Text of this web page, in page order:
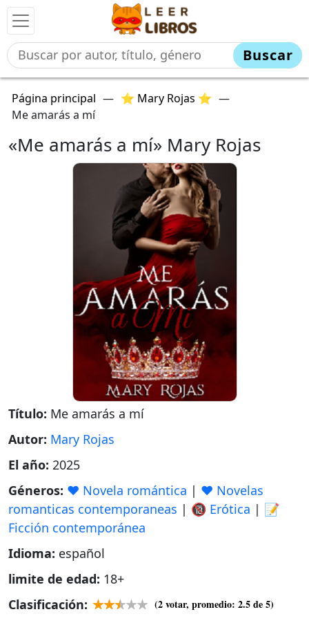
Buscar
Página principal — ⭐ Mary Rojas ⭐ —
Me amarás a mí
«Me amarás a mí» Mary Rojas
Título: Me amarás a mí
Autor: Mary Rojas
El año: 2025
Géneros: ❤️ Novela romántica | ❤️ Novelas
romanticas contemporaneas | 🔞 Erótica | 📝
Ficción contemporánea
Idioma: español
limite de edad: 18+
Clasificación:
(2votar, promedio: 2.5de 5)